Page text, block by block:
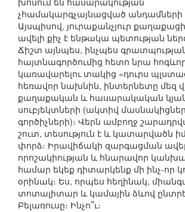
չհամակարգչայնացված անդամների
Այսպիսով, յուրաքանչյուր
ավելի քիչ է ենթակա պետության
Ճիշտ այնպես, ինչպես
հայտնագործումից հետո նրա
կառավարելու տակից «դուրս
հեռավոր նախնին, ինտերնետը մեզ
քաղաքական և հասարակական
սուբյեկտների (ակտիվ
գործիչների)։ Վերն ամբողջ
շուտ, տեսություն է և կատարվածն
փորձ։ Իրավիճակի զարգացման
որոշակիության և հնարավոր
համար եկեք դիտարկենք մի ինչ-որ
օրինակ։ Ես, որպես հեղինակ,
տոտալիտար և կամային ձևով
Բելառուսը։ Ինչո՞ւ։